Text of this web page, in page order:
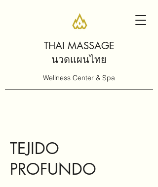
THAI MASSAGE
นวดแผนไทย
Wellness Center & Spa
TEJIDO
PROFUNDO